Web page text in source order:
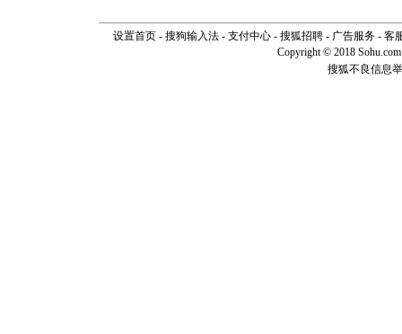
[春节]传
片叶子是
送你一棵
设置首页- 搜狗输入法- 支付中心- 搜狐招聘- 广告服务- 客
Copyright © 2018
搜狐不良信息